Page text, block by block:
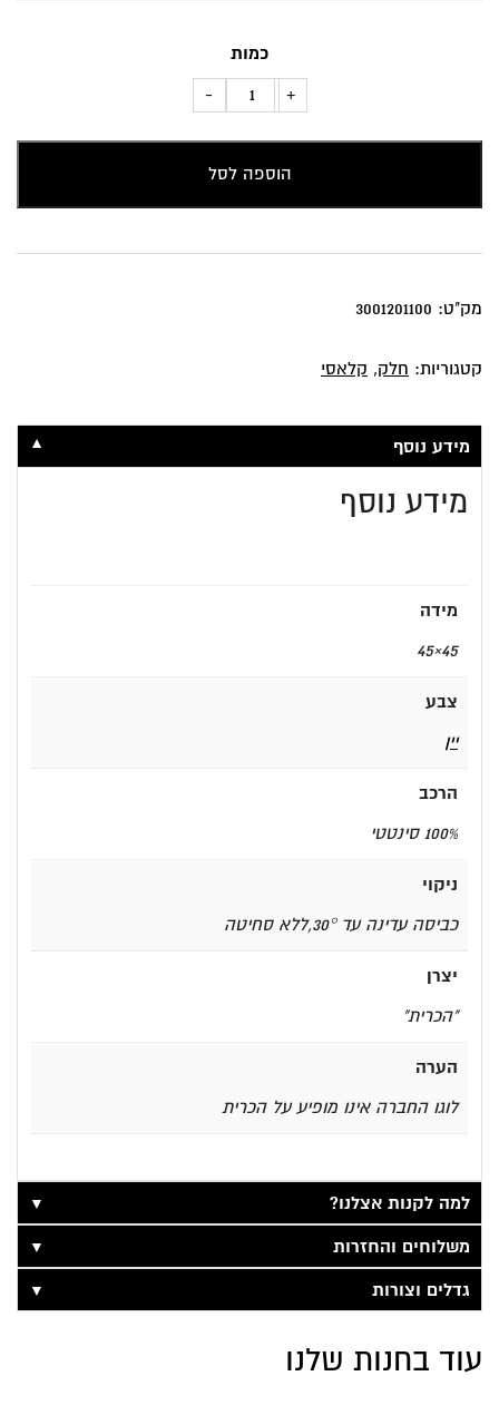
כמות
+
כמות
נוי
קורדרויי
-
הוספה לסל
מק"ט: 3001201100
קטגוריות: חלק, קלאסי
מידע נוסף ▼
מידע נוסף
מידה
45×45
צבע
יין
הרכב
100% סינטטי
ניקוי
כביסה עדינה עד 30°,ללא סחיטה
יצרן
"הכרית"
הערה
לוגו החברה אינו מופיע על הכרית
למה לקנות אצלנו?
▼
משלוחים והחזרות
▼
גדלים וצורות
▼
עוד בחנות שלנו